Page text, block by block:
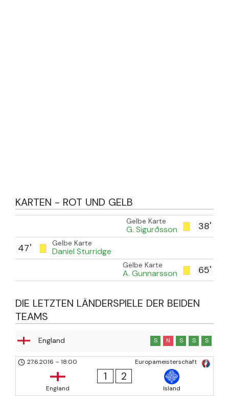
KARTEN - ROT UND GELB
38'
Gelbe Karte
G. Sigurðsson
Gelbe Karte
Daniel Sturridge
47'
65'
Gelbe Karte
A. Gunnarsson
DIE LETZTEN LÄNDERSPIELE DER BEIDEN
TEAMS
England S N S S S
Europameisterschaft
27.6.2016 - 18:00
England
1 2
Island